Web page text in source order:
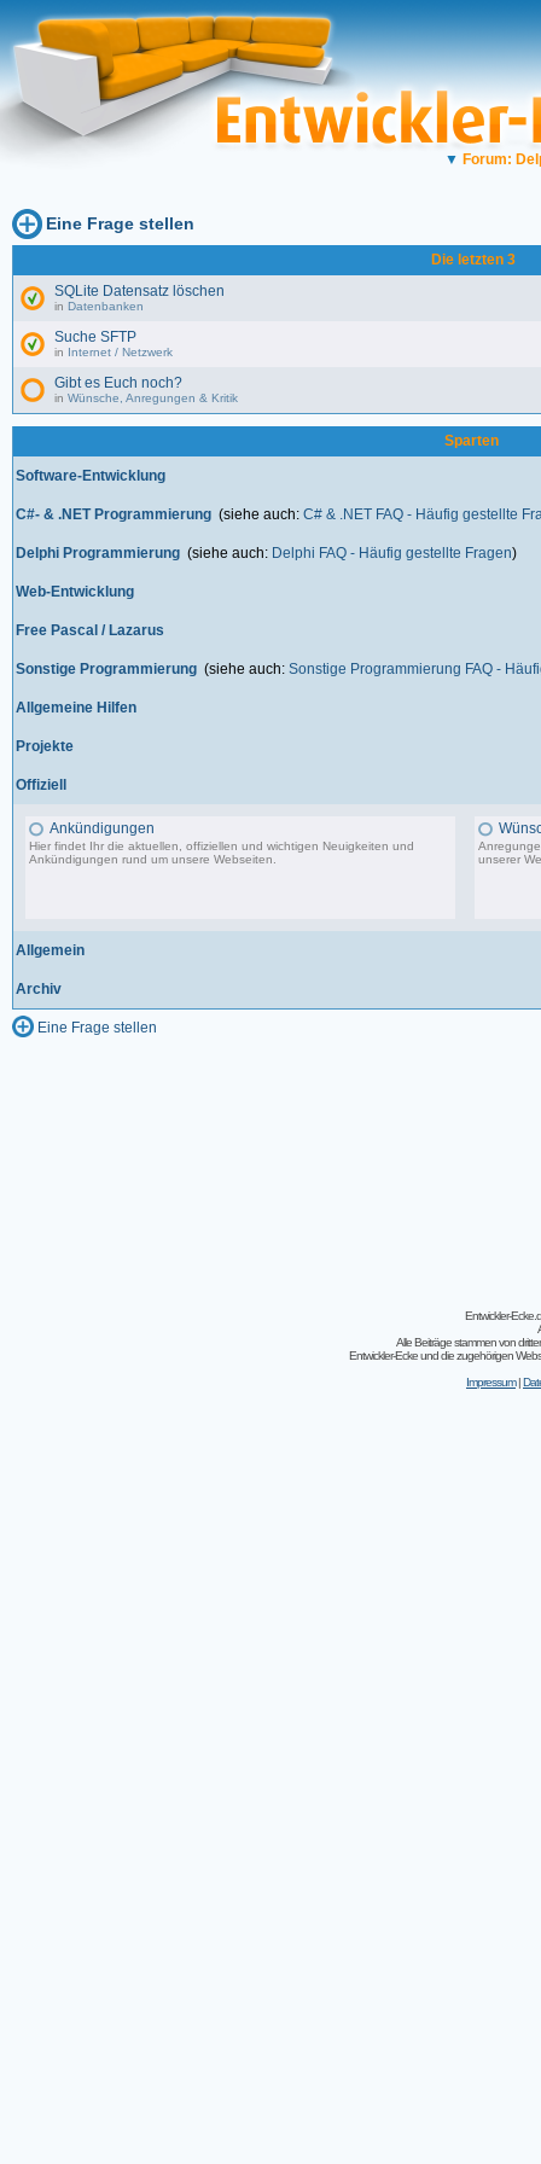
▼ Forum:
Eine Frage stellen
Die letzten 3
SQLite Datensatz löschen
in Datenbanken
Suche SFTP
in Internet / Netzwerk
Gibt es Euch noch?
in Wünsche, Anregungen & Kritik
Sparten
Software-Entwicklung
C#- & .NET Programmierung (siehe auch: C# & .NET FAQ - Häufig gestellte
Delphi Programmierung (siehe auch: Delphi FAQ - Häufig gestellte Fragen)
Web-Entwicklung
Free Pascal / Lazarus
Sonstige Programmierung (siehe auch: Sonstige Programmierung FAQ -
Allgemeine Hilfen
Projekte
Offiziell
Ankündigungen
Hier findet Ihr die aktuellen, offiziellen und wichtigen Neuigkeiten und
Ankündigungen rund um unsere Webseiten.
unserer
Allgemein
Archiv
Eine Frage stellen
Entwickler-
Alle Beiträge stammen von
Entwickler-Ecke und die zugehörigen
Impressum|